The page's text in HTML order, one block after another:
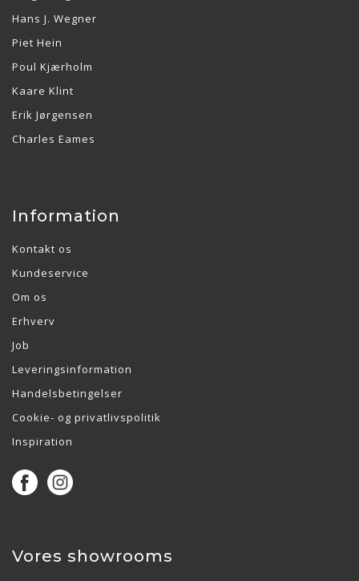
Hans J. Wegner
Piet Hein
Poul Kjærholm
Kaare Klint
Erik Jørgensen
Charles Eames
Information
Kontakt os
Kundeservice
Om os
Erhverv
Job
Leveringsinformation
Handelsbetingelser
Cookie- og privatlivspolitik
Inspiration
Vores showrooms